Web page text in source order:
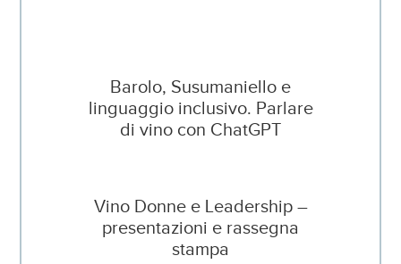
Barolo, Susumaniello e
linguaggio inclusivo. Parlare
di vino con ChatGPT
Vino Donne e Leadership –
presentazioni e rassegna
stampa